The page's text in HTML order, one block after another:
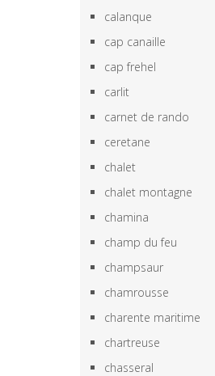
calanque
cap canaille
cap frehel
carlit
carnet de rando
ceretane
chalet
chalet montagne
chamina
champ du feu
champsaur
chamrousse
charente maritime
chartreuse
chasseral